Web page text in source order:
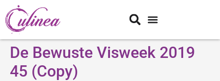
De Bewuste Visweek 2019
45 (Copy)